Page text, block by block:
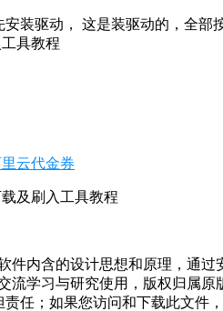
装驱动， 这是装驱动的，全部
里云代金券
载及刷入工具教程
内含的设计思想和原理，通
学习与研究使用，版权归属
任；如果您访问和下载此文